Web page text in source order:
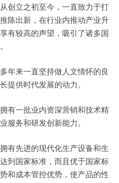
创立之初至今，一直致力于打
陈出新，在行业内推动产业升
有较高的声望，吸引了诸多国
年来一直坚持做人文情怀的良
提供时代发展的动力。
有一批业内资深营销和技术精
服务和研发创新能力。
有先进的现代化生产设备和生
到国家标准，而且优于国家标
和成本管控优势，使产品的性